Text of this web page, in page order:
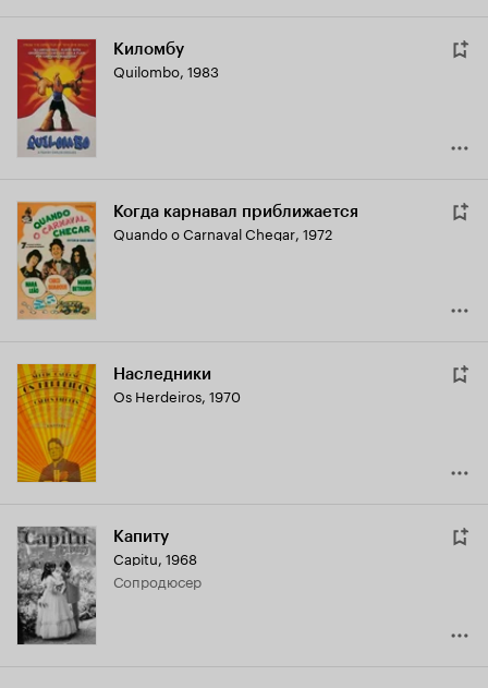
Киломбу
Quilombo, 1983
Когда карнавал приближается
Quando o Carnaval Chegar, 1972
Наследники
Os Herdeiros, 1970
Капиту
Capitu, 1968
сопродюсер